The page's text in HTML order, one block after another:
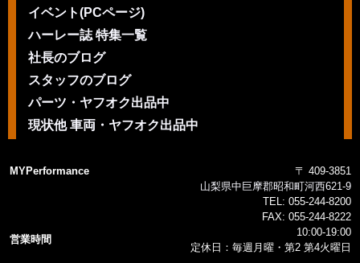
イベント(PCページ)
ハーレー誌 特集一覧
社長のブログ
スタッフのブログ
パーツ・ヤフオク出品中
現状他 車両・ヤフオク出品中
MYPerformance
〒 409-3851
山梨県中巨摩郡昭和町河西621-9
TEL: 055-244-8200
FAX: 055-244-8222
営業時間
10:00-19:00
定休日：毎週月曜・第2 第4火曜日